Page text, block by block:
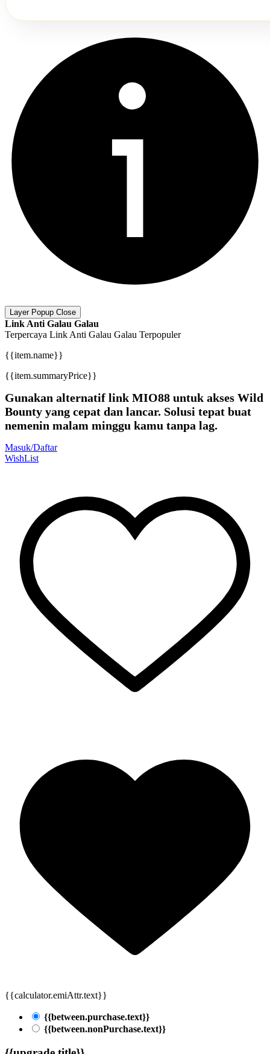
Layer Popup Close
Link Anti Galau Galau
Terpercaya Link Anti Galau Galau Terpopuler
{{item.name}}
{{item.summaryPrice}}
Gunakan alternatif link MIO88 untuk akses Wild
Bounty yang cepat dan lancar. Solusi tepat buat
nemenin malam minggu kamu tanpa lag.
Masuk/Daftar
WishList
{{calculator.emiAttr.text}}
{{between.purchase.text}}
{{between.nonPurchase.text}}